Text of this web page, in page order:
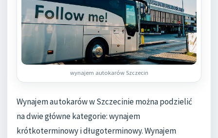
wynajem autokarów Szczecin
Wynajem autokarów w Szczecinie można podzielić
na dwie główne kategorie: wynajem
krótkoterminowy i długoterminowy. Wynajem